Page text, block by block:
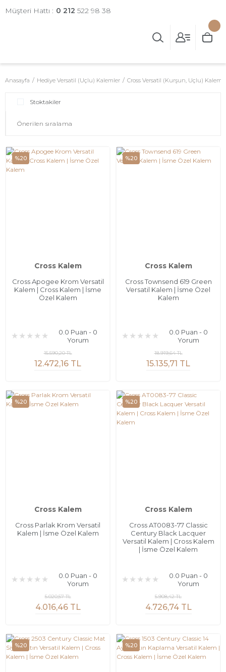
Müşteri Hattı : 0 212 522 98 38
Anasayfa Hediye Versatil (Uçlu) Kalemler Cross Versatil (Kurşun, Uçlu) Kalem
Stoktakiler
%20
Cross Kalem
Cross Apogee Krom Versatil
Kalem | Cross Kalem | İsme
Özel Kalem
0.0 Puan - 0
Yorum
12.472,16 TL
15.590,20 TL
%20
Cross Kalem
Cross Townsend 619 Green
Versatil Kalem | İsme Özel
Kalem
0.0 Puan - 0
Yorum
15.135,71 TL
18.919,64 TL
%20
Cross Kalem
Cross Parlak Krom Versatil
Kalem | İsme Özel Kalem
0.0 Puan - 0
Yorum
4.016,46 TL
5.020,57 TL
%20
Cross Kalem
Cross AT0083-77 Classic
Century Black Lacquer
Versatil Kalem | Cross Kalem
| İsme Özel Kalem
0.0 Puan - 0
Yorum
4.726,74 TL
5.908,42 TL
%20 %20